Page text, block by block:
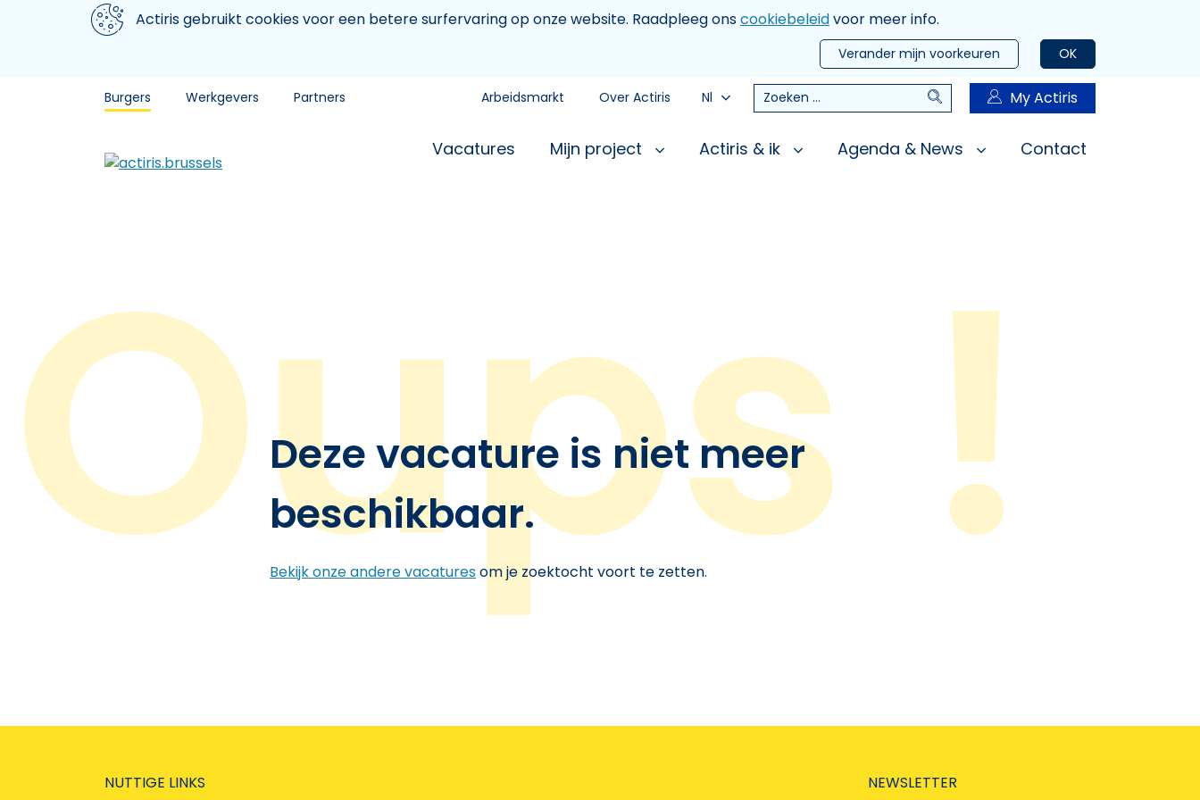
Aller au contenu principal
We gebruiken cookiesActiris gebruikt cookies voor een betere surfervaring op onze website. Raadpleeg onscookiebeleidvoor meer info.
OK
Verander mijn voorkeuren
Burgers Werkgevers Partners Arbeidsmarkt Over Actiris Nl Zoeken Zoeken My Actiris
Vacatures Mijn project Actiris & ik Agenda & News Contact
Deze vacature is niet meer
beschikbaar.
Bekijk onze andere vacaturesom je zoektocht voort te zetten.
NUTTIGE LINKS NEWSLETTER